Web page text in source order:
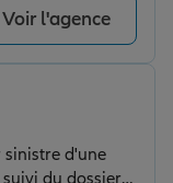
Voir l'agence
sinistre d'une